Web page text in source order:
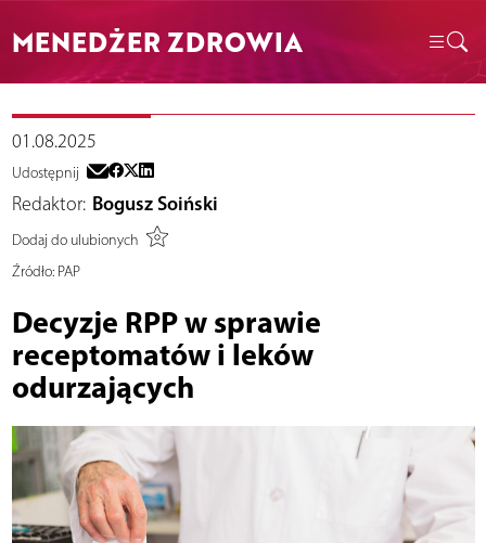
MENEDŻER ZDROWIA
01.08.2025
Udostępnij
Redaktor: Bogusz Soiński
Dodaj do ulubionych
Źródło:PAP
Decyzje RPP w sprawie
receptomatów i leków
odurzających